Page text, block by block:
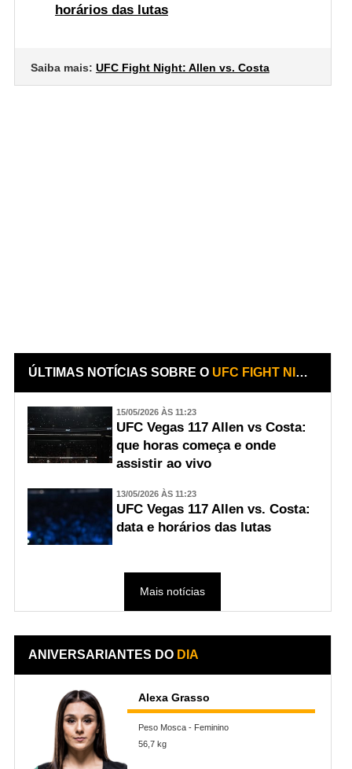
horários das lutas
Saiba mais: UFC Fight Night: Allen vs. Costa
ÚLTIMAS NOTÍCIAS SOBRE O UFC FIGHT NIGHT: ALLEN VS. COSTA
15/05/2026 ÀS 11:23
UFC Vegas 117 Allen vs Costa:
que horas começa e onde
assistir ao vivo
13/05/2026 ÀS 11:23
UFC Vegas 117 Allen vs. Costa:
data e horários das lutas
Mais notícias
ANIVERSARIANTES DO DIA
Alexa Grasso
Peso Mosca - Feminino
56,7 kg